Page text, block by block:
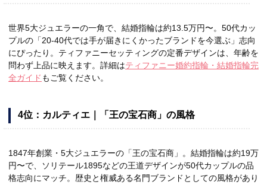
世界5大ジュエラーの一角で、結婚指輪は約13.5万円〜。50代カッ
プルの「20-40代では手が届きにくかったブランドを今選ぶ」志向
にぴったり。ティファニーセッティングの定番デザインは、年齢を
問わず上品に映えます。詳細はティファニー婚約指輪・結婚指輪完
全ガイド もご覧ください。
4位：カルティエ｜「王の宝石商」の風格
1847年創業・5大ジュエラーの「王の宝石商」。結婚指輪は約19万
円〜で、ソリテール1895などの王道デザインが50代カップルの品
格志向にマッチ。歴史と権威ある名門ブランドとしての風格があり